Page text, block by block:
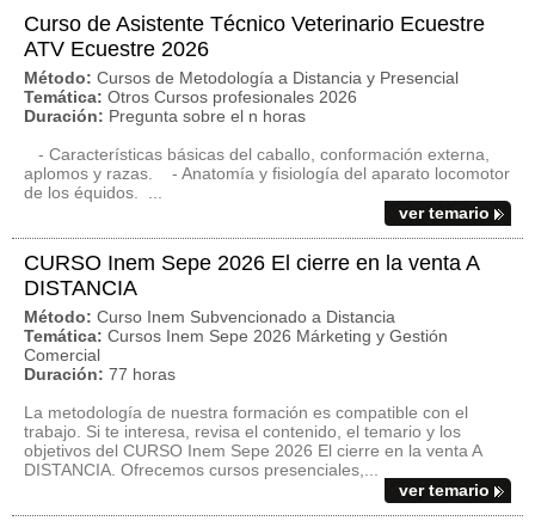
Curso de Asistente Técnico Veterinario Ecuestre
ATV Ecuestre 2026
Método: Cursos de Metodología a Distancia y Presencial
Temática: Otros Cursos profesionales 2026
Duración: Pregunta sobre el n horas
- Características básicas del caballo, conformación externa,
aplomos y razas. - Anatomía y fisiología del aparato locomotor
de los équidos. ...
ver temario
CURSO Inem Sepe 2026 El cierre en la venta A
DISTANCIA
Método: Curso Inem Subvencionado a Distancia
Temática: Cursos Inem Sepe 2026 Márketing y Gestión
Comercial
Duración: 77 horas
La metodología de nuestra formación es compatible con el
trabajo. Si te interesa, revisa el contenido, el temario y los
objetivos del CURSO Inem Sepe 2026 El cierre en la venta A
DISTANCIA. Ofrecemos cursos presenciales,...
ver temario